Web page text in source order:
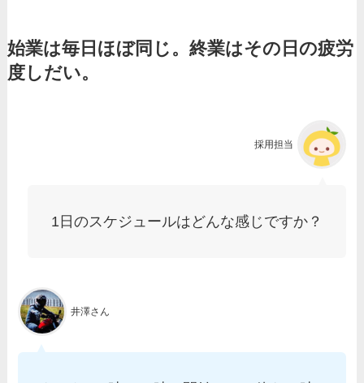
始業は毎日ほぼ同じ。終業はその日の疲労
度しだい。
採用担当
1日のスケジュールはどんな感じですか？
井澤さん